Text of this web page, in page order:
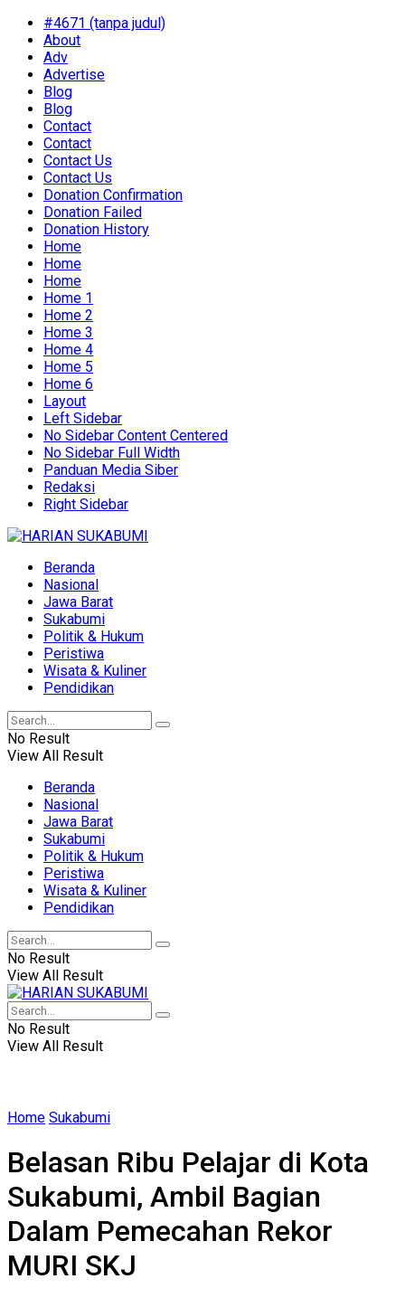
#4671 (tanpa judul)
About
Adv
Advertise
Blog
Blog
Contact
Contact
Contact Us
Contact Us
Donation Confirmation
Donation Failed
Donation History
Home
Home
Home
Home 1
Home 2
Home 3
Home 4
Home 5
Home 6
Layout
Left Sidebar
No Sidebar Content Centered
No Sidebar Full Width
Panduan Media Siber
Redaksi
Right Sidebar
Beranda
Nasional
Jawa Barat
Sukabumi
Politik & Hukum
Peristiwa
Wisata & Kuliner
Pendidikan
No Result
View All Result
Beranda
Nasional
Jawa Barat
Sukabumi
Politik & Hukum
Peristiwa
Wisata & Kuliner
Pendidikan
No Result
View All Result
No Result
View All Result
Home Sukabumi
Belasan Ribu Pelajar di Kota
Sukabumi, Ambil Bagian
Dalam Pemecahan Rekor
MURI SKJ